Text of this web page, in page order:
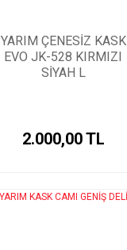
YARIM ÇENESİZ KASK
EVO JK-528 KIRMIZI
SİYAH L
2.000,00 TL